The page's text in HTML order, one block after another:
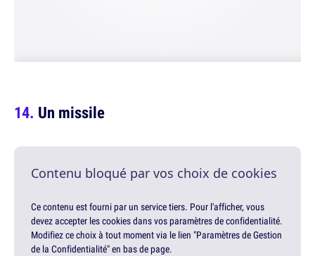
Un missile
Contenu bloqué par vos choix de cookies
Ce contenu est fourni par un service tiers. Pour l'afficher, vous
devez accepter les cookies dans vos paramètres de confidentialité.
Modifiez ce choix à tout moment via le lien "Paramètres de Gestion
de la Confidentialité" en bas de page.